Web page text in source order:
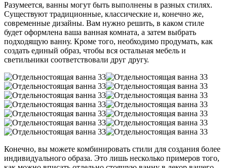
Разумеется, ванны могут быть выполнены в разных стилях.
Существуют традиционные, классические и, конечно же,
современные дизайны. Вам нужно решить, в каком стиле
будет оформлена ваша ванная комната, а затем выбрать
подходящую ванну. Кроме того, необходимо продумать, как
создать единый образ, чтобы вся остальная мебель и
светильники соответствовали друг другу.
Конечно, вы можете комбинировать стили для создания более
индивидуального образа. Это лишь несколько примеров того,